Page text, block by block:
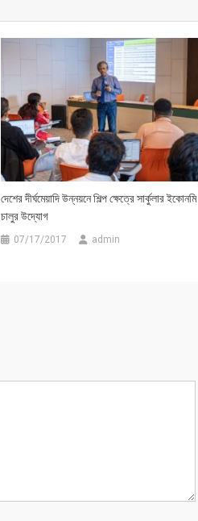
দেশের দীর্ঘমেয়াদি উন্নয়নে শিল্প ক্ষেত্রে সার্কুলার ইকোনমি
চালুর উদ্যোগ
07/17/2017 admin